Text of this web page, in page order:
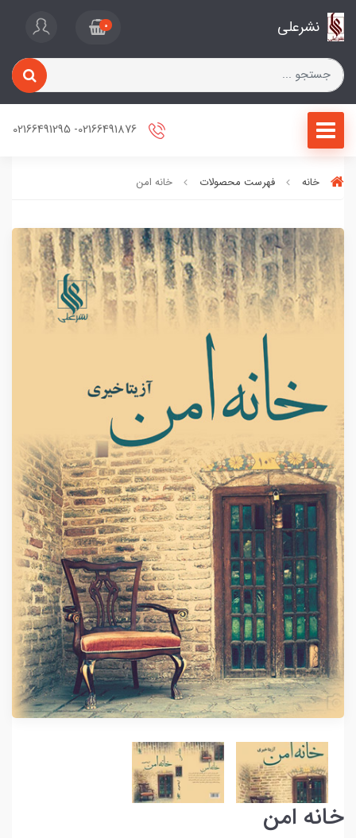
نشرعلی 0
خانه فهرست محصولات خانه امن
خانه امن